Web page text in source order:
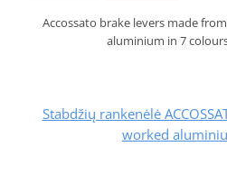
Accossato brake levers made
aluminium in 7
Stabdžių rankenėlė
worked